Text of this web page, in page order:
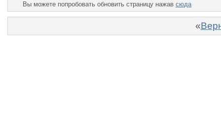
Вы можете попробовать обновить страницу нажав сюда
«